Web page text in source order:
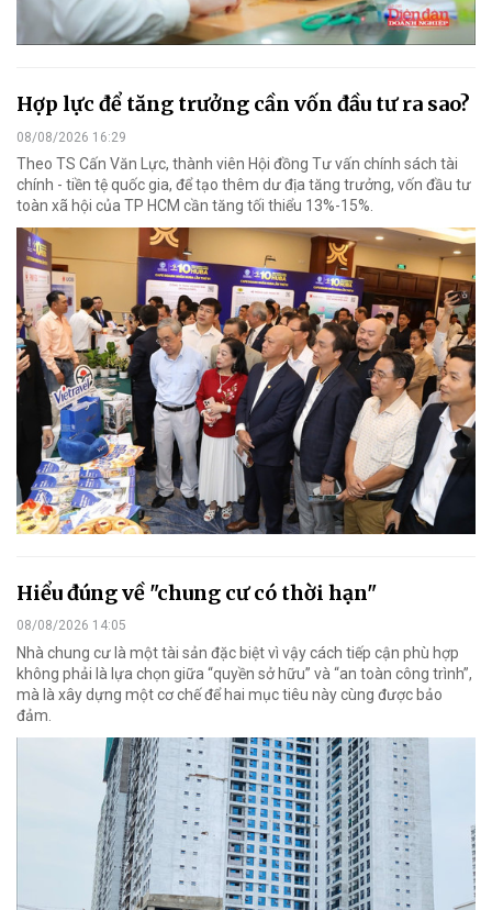
Hợp lực để tăng trưởng cần vốn đầu tư ra sao?
08/08/2026 16:29
Theo TS Cấn Văn Lực, thành viên Hội đồng Tư vấn chính sách tài
chính - tiền tệ quốc gia, để tạo thêm dư địa tăng trưởng, vốn đầu tư
toàn xã hội của TP HCM cần tăng tối thiểu 13%-15%.
Hiểu đúng về "chung cư có thời hạn"
08/08/2026 14:05
Nhà chung cư là một tài sản đặc biệt vì vậy cách tiếp cận phù hợp
không phải là lựa chọn giữa “quyền sở hữu” và “an toàn công trình”,
mà là xây dựng một cơ chế để hai mục tiêu này cùng được bảo
đảm.